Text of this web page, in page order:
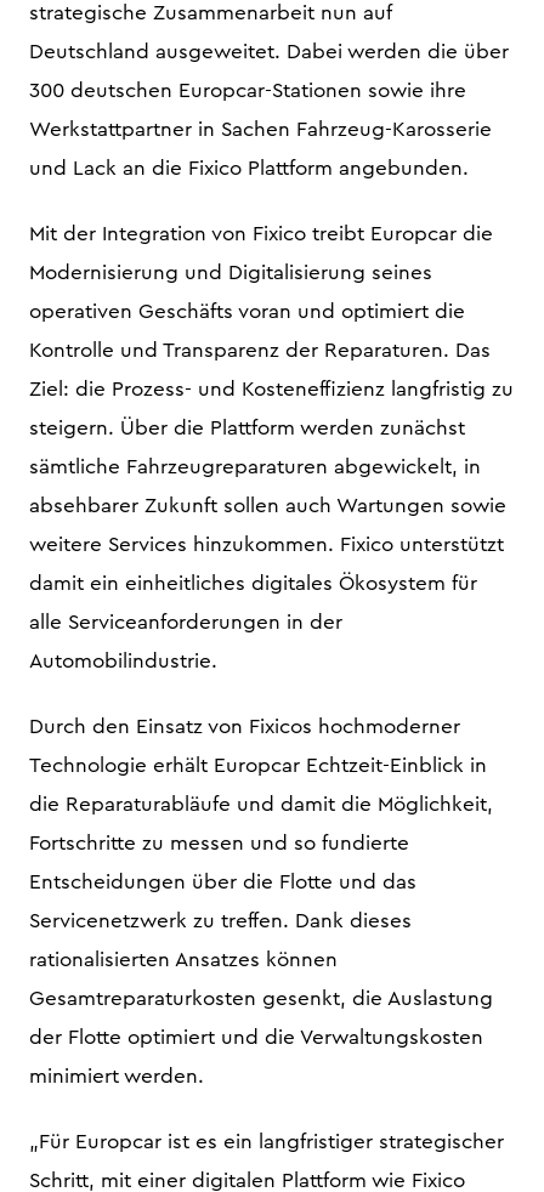
strategische Zusammenarbeit nun auf
Deutschland ausgeweitet. Dabei werden die über
300 deutschen Europcar-Stationen sowie ihre
Werkstattpartner in Sachen Fahrzeug-Karosserie
und Lack an die Fixico Plattform angebunden.
Mit der Integration von Fixico treibt Europcar die
Modernisierung und Digitalisierung seines
operativen Geschäfts voran und optimiert die
Kontrolle und Transparenz der Reparaturen. Das
Ziel: die Prozess- und Kosteneffizienz langfristig zu
steigern. Über die Plattform werden zunächst
sämtliche Fahrzeugreparaturen abgewickelt, in
absehbarer Zukunft sollen auch Wartungen sowie
weitere Services hinzukommen. Fixico unterstützt
damit ein einheitliches digitales Ökosystem für
alle Serviceanforderungen in der
Automobilindustrie.
Durch den Einsatz von Fixicos hochmoderner
Technologie erhält Europcar Echtzeit-Einblick in
die Reparaturabläufe und damit die Möglichkeit,
Fortschritte zu messen und so fundierte
Entscheidungen über die Flotte und das
Servicenetzwerk zu treffen. Dank dieses
rationalisierten Ansatzes können
Gesamtreparaturkosten gesenkt, die Auslastung
der Flotte optimiert und die Verwaltungskosten
minimiert werden.
„Für Europcar ist es ein langfristiger strategischer
Schritt, mit einer digitalen Plattform wie Fixico